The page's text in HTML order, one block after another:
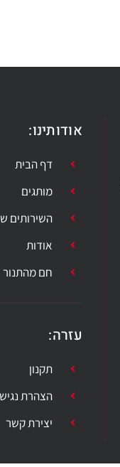
אודותינו:
דף הבית
מותגים
השירותים
אודות
חם מהתנור
עזרה:
תקנון
הצהרת
יצירת קשר